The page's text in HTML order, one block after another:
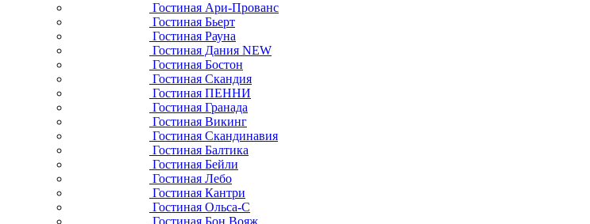
Гостиная Ари-Прованс
Гостиная Бьерт
Гостиная Рауна
Гостиная Дания NEW
Гостиная Бостон
Гостиная Скандия
Гостиная ПЕННИ
Гостиная Гранада
Гостиная Викинг
Гостиная Скандинавия
Гостиная Балтика
Гостиная Бейли
Гостиная Лебо
Гостиная Кантри
Гостиная Ольса-С
Гостиная Бон Вояж